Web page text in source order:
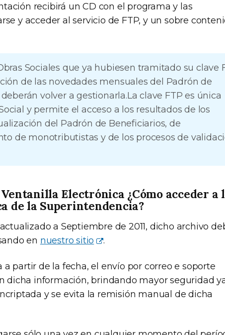
recibirá un CD con el programa y las
y acceder al servicio de FTP, y un sobre
Sociales que ya hubiesen tramitado su clave
de las novedades mensuales del Padrón de
volver a gestionarla.La clave FTP es única
y permite el acceso a los resultados de los
del Padrón de Beneficiarios, de
de monotributistas y de los procesos de
Electrónica ¿Cómo acceder a
de la Superintendencia?
a Septiembre de 2011, dicho archivo
en nuestro sitio .
partir de la fecha, el envío por correo e soporte
dicha información, brindando mayor seguridad
y se evita la remisión manual de dicha